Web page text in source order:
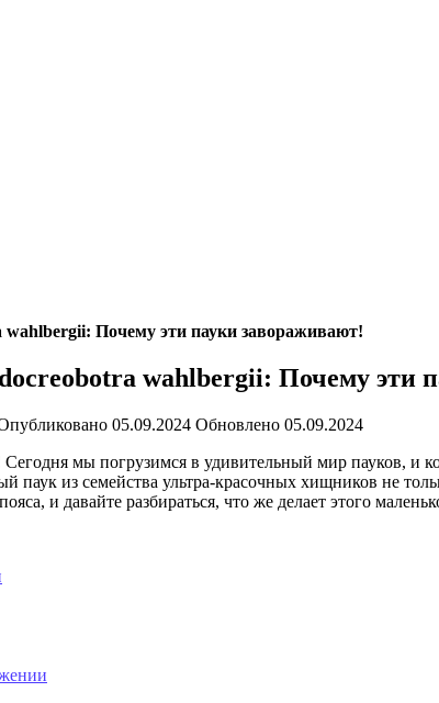
Почему эти пауки завораживают!
wahlbergii: Почему эти
05.09.2024 Обновлено 05.09.2024
мы погрузимся в удивительный мир пауков, и
паук из семейства ультра-красочных хищников не
и давайте разбираться, что же делает этого